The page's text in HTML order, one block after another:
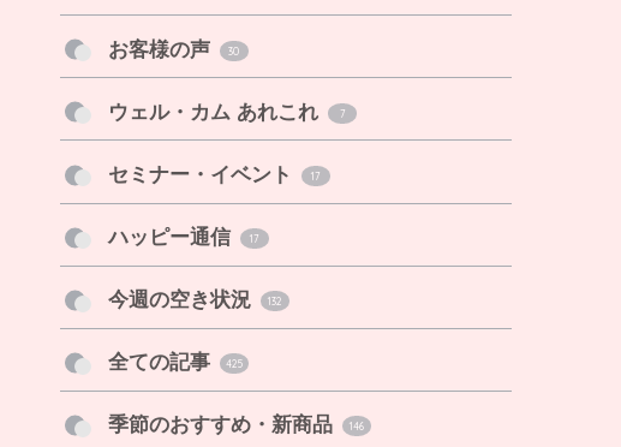
お客様の声 30
ウェル・カム あれこれ 7
セミナー・イベント 17
ハッピー通信 17
今週の空き状況 132
全ての記事 425
季節のおすすめ・新商品 146